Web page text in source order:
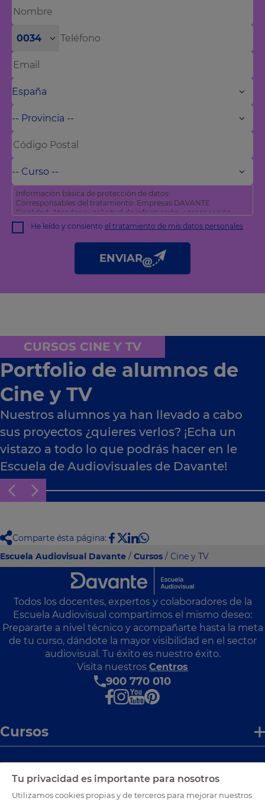
0034
Información básica de protección de datos:
Corresponsables del tratamiento: Empresas DAVANTE
Finalidad: Atender su solicitud de información y prospección
comercial
Derechos: Puede acceder, rectificar y suprimir sus datos, así
como otros derechos tal y como se explica en nuestra
He leído y consiento el tratamiento de mis datos personales
ENVIAR
CURSOS CINE Y TV
Portfolio de alumnos de
Cine y TV
Nuestros alumnos ya han llevado a cabo
sus proyectos ¿quieres verlos? ¡Echa un
vistazo a todo lo que podrás hacer en le
Escuela de Audiovisuales de Davante!
Comparte ésta página:
Escuela Audiovisual Davante / Cursos / Cine y TV
Todos los docentes, expertos y colaboradores de la
Escuela Audiovisual compartimos el mismo deseo:
Prepararte a nivel técnico y acompañarte hasta la meta
de tu curso, dándote la mayor visibilidad en el sector
audiovisual. Tu éxito es nuestro éxito.
Visita nuestros Centros
900 770 010
Cursos
Enlaces de interés
Tu privacidad es importante para nosotros
Utilizamos cookies propias y de terceros para mejorar nuestros